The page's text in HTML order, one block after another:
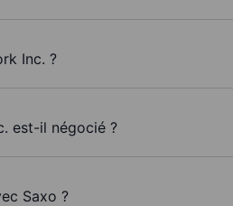
Inc. ?
est-il négocié ?
Saxo ?